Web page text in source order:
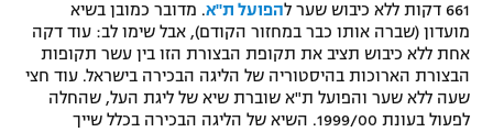
תקנון עבור פעילות ספורט 1 – "מרלן"
גיימינג E-Sports
תנאי שימוש
בייסבול MLB
ספורט אתגרי ואקסטרים
אומנויות לחימה
661 דקות ללא כיבוש שער ל הפועל ת"א. מדובר כמובן בשיא
מועדון (שברה אותו כבר במחזור הקודם), אבל שימו לב: עוד דקה
אחת ללא כיבוש תציב את תקופת הבצורת הזו בין עשר תקופות
הבצורת הארוכות בהיסטוריה של הליגה הבכירה בישראל. עוד חצי
שעה ללא שער והפועל ת"א שוברת שיא של ליגת העל, שהחלה
לפעול בעונת 1999/00. השיא של הליגה הבכירה בכלל שייך